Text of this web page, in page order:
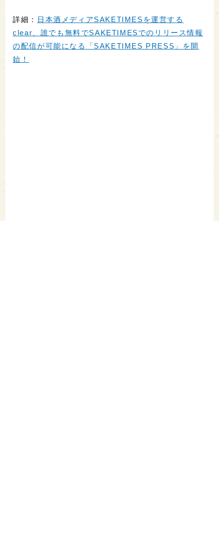
詳細： 日本酒メディアSAKETIMESを運営する
clear、誰でも無料でSAKETIMESでのリリース情報
の配信が可能になる「SAKETIMES PRESS」を開
始！